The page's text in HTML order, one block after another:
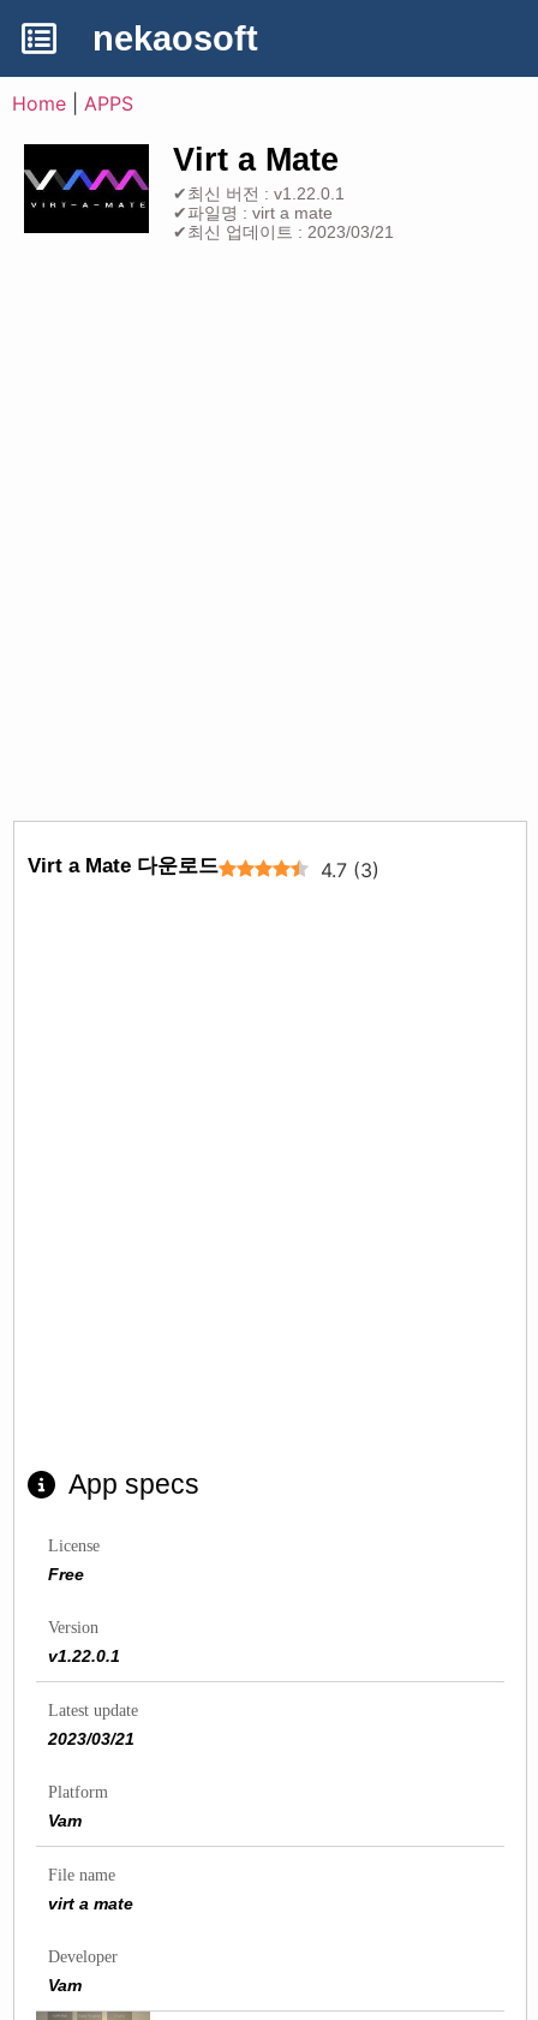
nekaosoft
Home APPS
Virt a Mate
✔최신 버전 : v1.22.0.1
✔파일명 : virt a mate
✔최신 업데이트 : 2023/03/21
Virt a Mate 다운로드 4.7 (3)
App specs
License
Free
Version
v1.22.0.1
Latest update
2023/03/21
Platform
Vam
File name
virt a mate
Developer
Vam